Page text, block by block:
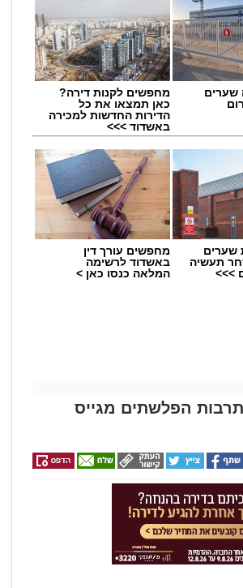
שערים
מחפשים לקנות דירה?
כאן תמצאו את כל
הדירות החדשות למכירה
באשדוד >>>
שערים
תעשיה
>>>
מחפשים עורך דין
באשדוד לרשימה
המלאה כנסו כאן >
הפלשתים מגייס